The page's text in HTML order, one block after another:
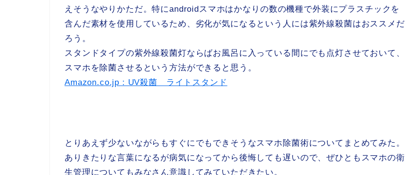
えそうなやりかただ。特にandroidスマホはかなりの数の機種で外装にプラスチックを
含んだ素材を使用しているため、劣化が気になるという人には紫外線殺菌はおススメだ
ろう。
スタンドタイプの紫外線殺菌灯ならばお風呂に入っている間にでも点灯させておいて、
スマホを除菌させるという方法ができると思う。
Amazon.co.jp : UV殺菌 ライトスタンド
とりあえず少ないながらもすぐにでもできそうなスマホ除菌術についてまとめてみた。
ありきたりな言葉になるが病気になってから後悔しても遅いので、ぜひともスマホの衛
生管理についてもみなさん意識してみていただきたい。